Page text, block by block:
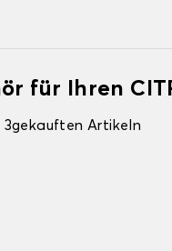
für Ihren
Artikeln